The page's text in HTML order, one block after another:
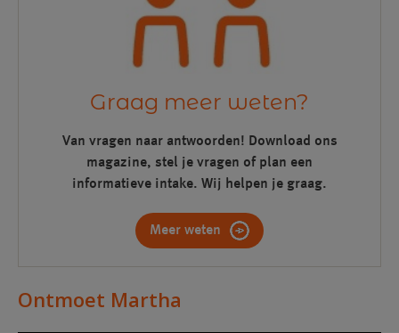
Graag meer weten?
Van vragen naar antwoorden! Download ons
magazine, stel je vragen of plan een
informatieve intake. Wij helpen je graag.
Meer weten
Ontmoet Martha